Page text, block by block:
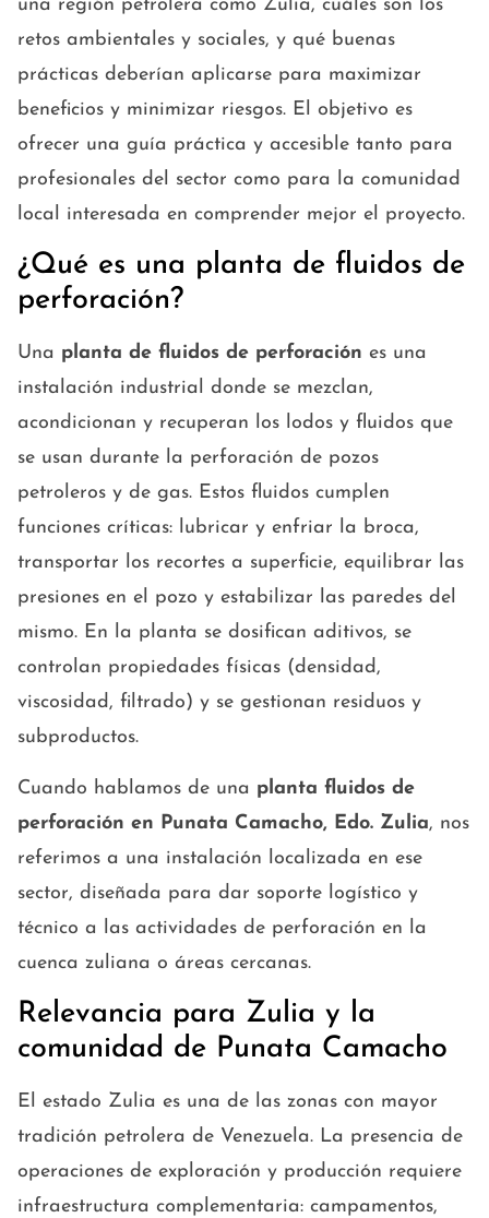
una región petrolera como Zulia, cuáles son los
retos ambientales y sociales, y qué buenas
prácticas deberían aplicarse para maximizar
beneficios y minimizar riesgos. El objetivo es
ofrecer una guía práctica y accesible tanto para
profesionales del sector como para la comunidad
local interesada en comprender mejor el proyecto.
¿Qué es una planta de fluidos de
perforación?
Una planta de fluidos de perforación es una
instalación industrial donde se mezclan,
acondicionan y recuperan los lodos y fluidos que
se usan durante la perforación de pozos
petroleros y de gas. Estos fluidos cumplen
funciones críticas: lubricar y enfriar la broca,
transportar los recortes a superficie, equilibrar las
presiones en el pozo y estabilizar las paredes del
mismo. En la planta se dosifican aditivos, se
controlan propiedades físicas (densidad,
viscosidad, filtrado) y se gestionan residuos y
subproductos.
Cuando hablamos de una planta fluidos de
perforación en Punata Camacho, Edo. Zulia, nos
referimos a una instalación localizada en ese
sector, diseñada para dar soporte logístico y
técnico a las actividades de perforación en la
cuenca zuliana o áreas cercanas.
Relevancia para Zulia y la
comunidad de Punata Camacho
El estado Zulia es una de las zonas con mayor
tradición petrolera de Venezuela. La presencia de
operaciones de exploración y producción requiere
infraestructura complementaria: campamentos,